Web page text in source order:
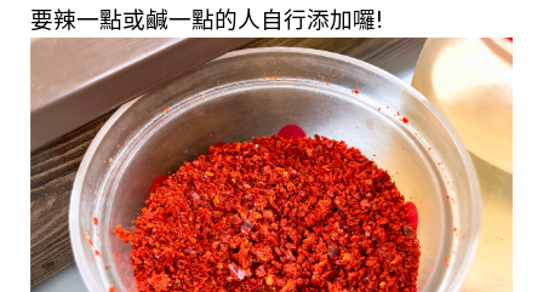
要辣一點或鹹一點的人自行添加囉!